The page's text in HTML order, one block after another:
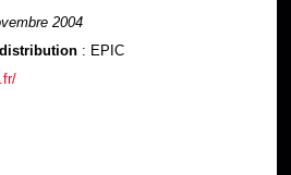
2004
: EPIC